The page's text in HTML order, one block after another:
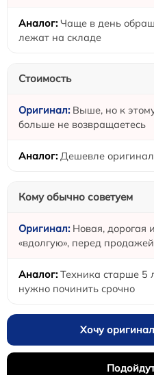
Чаще в день
лежат на складе
Стоимость
Выше, но к
больше не возвращаетесь
Дешевле
Кому обычно советуем
Новая, дорогая
«вдолгую», перед продажей
Техника старше 5
нужно починить срочно
Хочу